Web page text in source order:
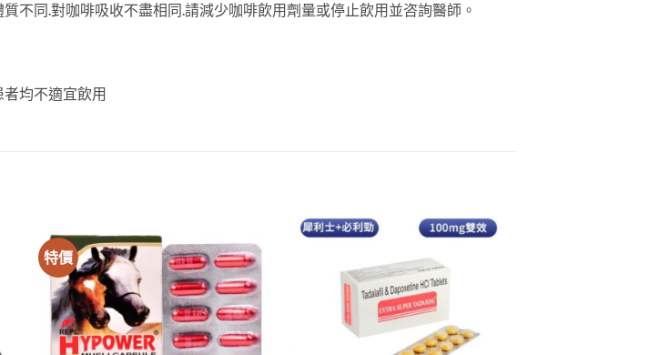
不同.對咖啡吸收不盡相同.請減少咖啡飲用劑量或停止飲用並咨詢醫師。
均不適宜飲用
特價